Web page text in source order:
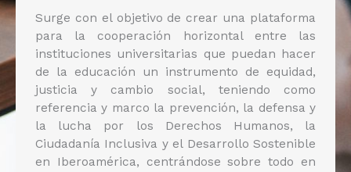
Surge con el objetivo de crear una plataforma
para la cooperación horizontal entre las
instituciones universitarias que puedan hacer
de la educación un instrumento de equidad,
justicia y cambio social, teniendo como
referencia y marco la prevención, la defensa y
la lucha por los Derechos Humanos, la
Ciudadanía Inclusiva y el Desarrollo Sostenible
en Iberoamérica, centrándose sobre todo en